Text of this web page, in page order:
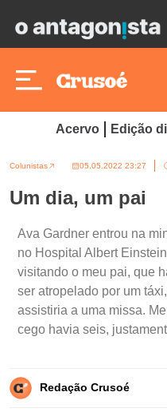
Acervo Edição
Colunistas 05.05.2022 23:27
Um dia, um pai
Ava Gardner entrou na
no Hospital Albert
visitando o meu pai, que
ser atropelado por um
assistiria a uma missa.
cego havia seis,
Redação Crusoé